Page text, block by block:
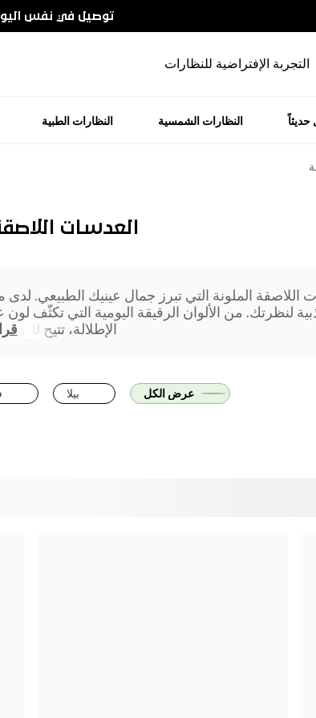
توصيل في نفس
التجربة الإفتراضية للنظارات
النظارات الشمسية النظارات الطبية
العدسات
اللاصقة الملونة التي تبرز جمال عينيك الطبيعي.
لنظرتك. من الألوان الرقيقة اليومية التي تكثّف
الإطلالة، تتيح لك
عرض الكل بيلا